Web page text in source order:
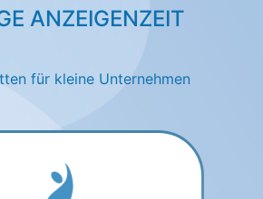
ANZEIGENZEIT
für kleine Unternehmen